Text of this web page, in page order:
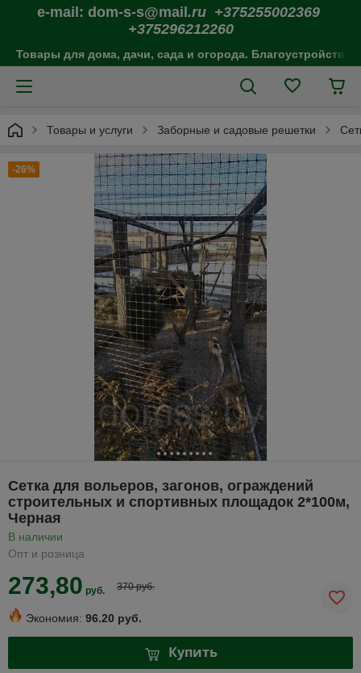
e-mail: dom-s-s@mail .ru +375255002369
+375296212260
Товары для дома, дачи, сада и огорода. Благоустройство
Товары и услуги Заборные и садовые решетки
-26%
Сетка для вольеров, загонов, ограждений
строительных и спортивных площадок 2*100м,
Черная
В наличии
Опт и розница
273,80 руб. 370 руб.
Экономия: 96.20 руб.
Купить